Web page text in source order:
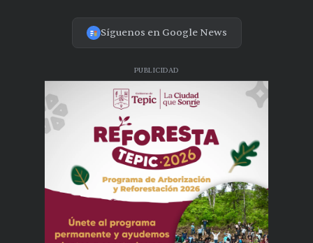
Síguenos en Google News
PUBLICIDAD